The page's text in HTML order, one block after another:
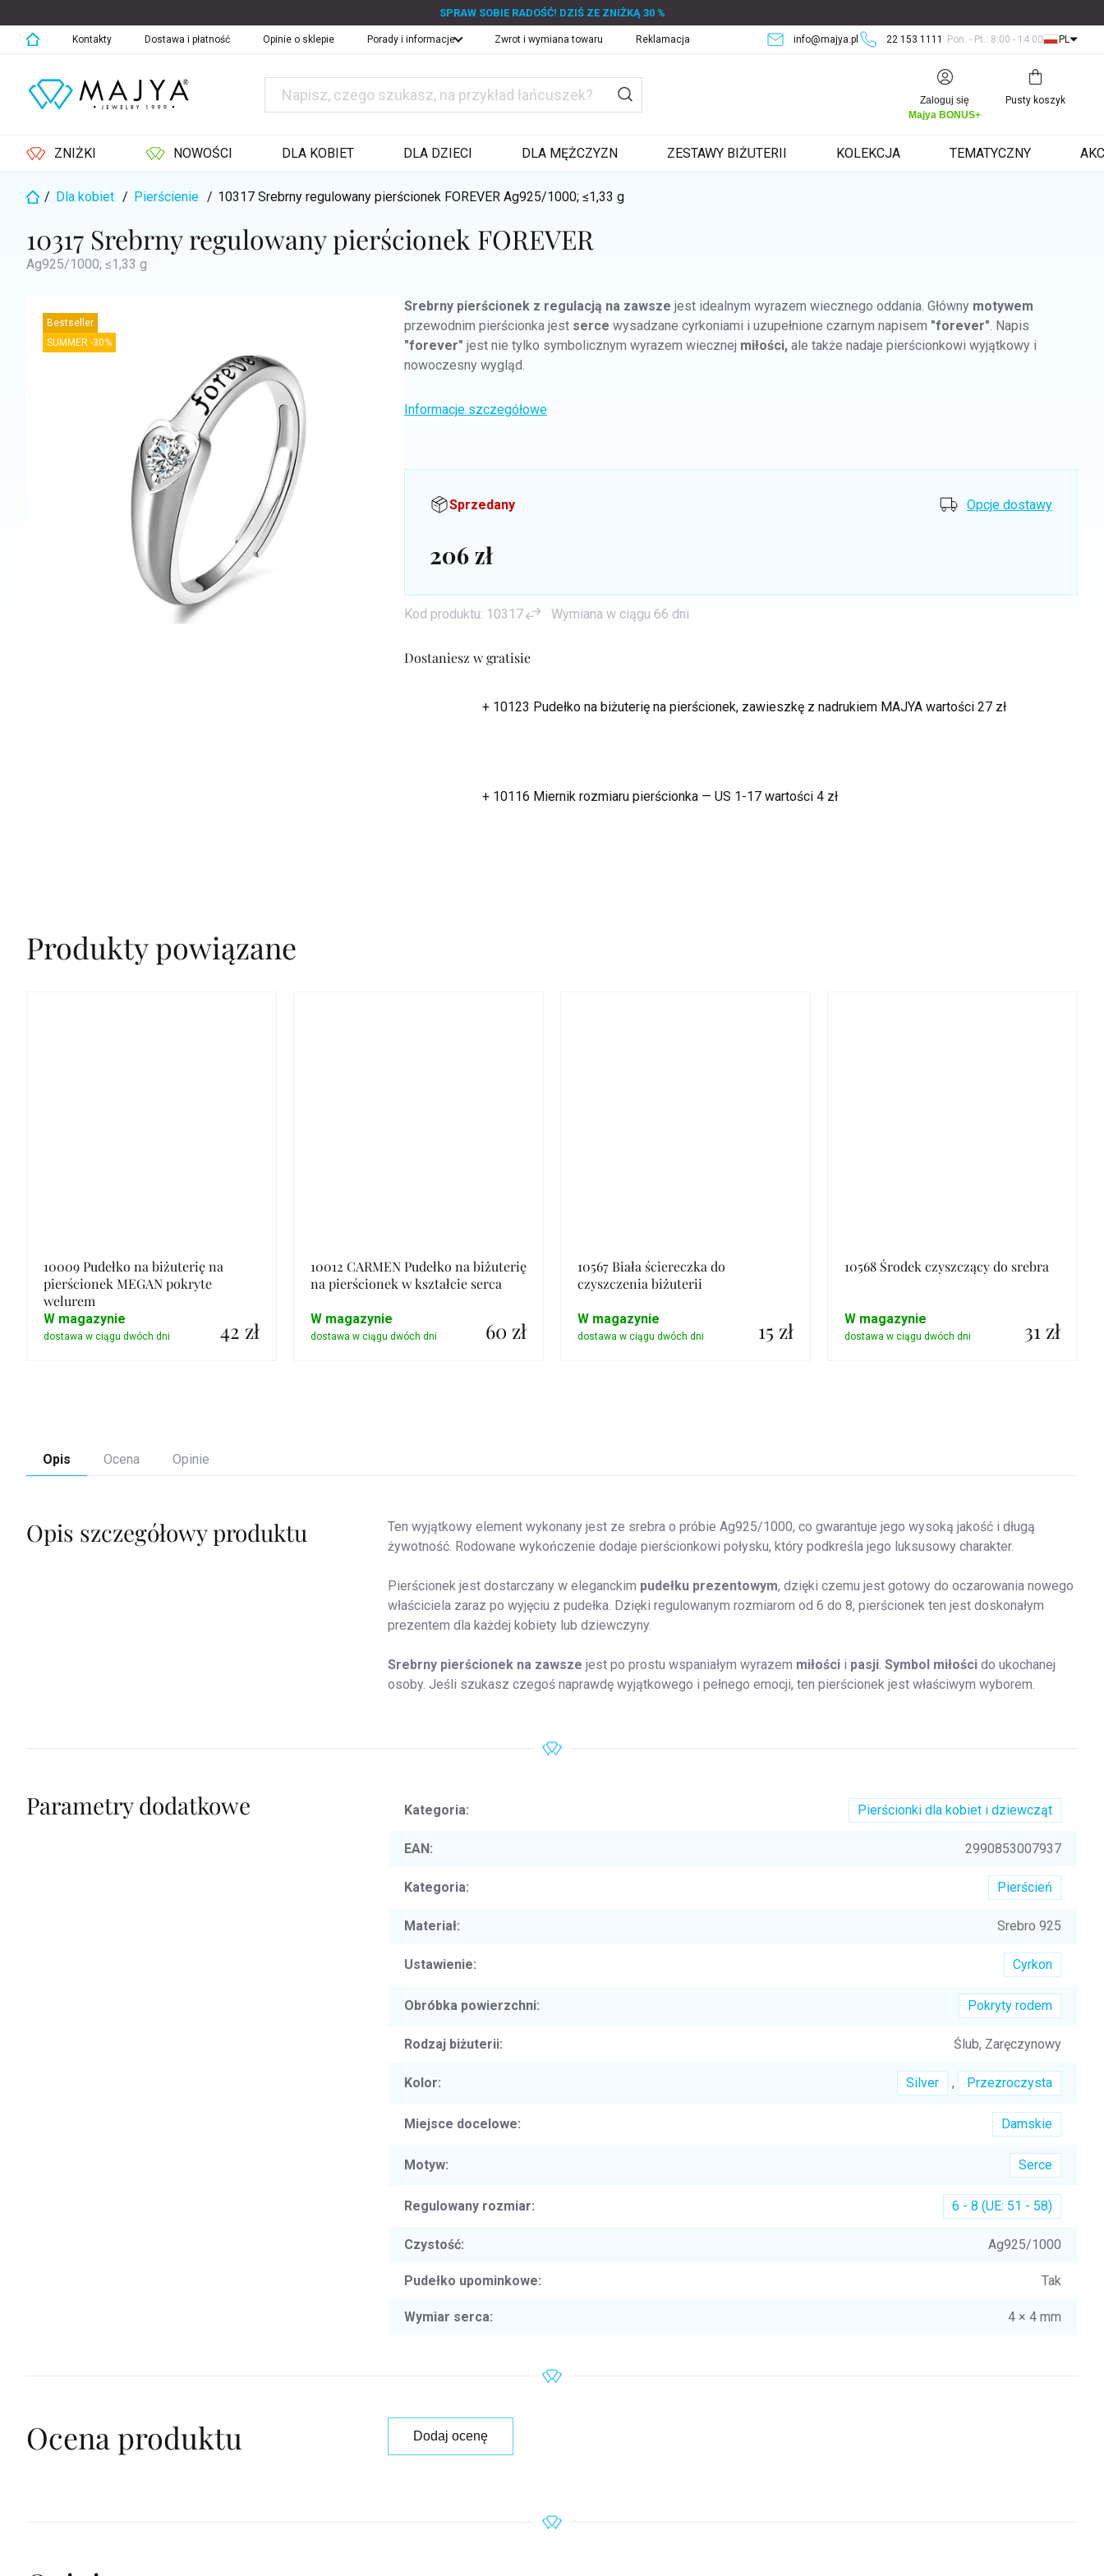
do
treści
SPRAW SOBIE RADOŚĆ! DZIŚ ZE ZNIŻKĄ 30 %
22 153 1111 Pon. - Pt.: 8:00 - 14:00
info@majya.pl
Kontakty Dostawa i płatność Opinie o sklepie Porady i informacje Zwrot i wymiana towaru Reklamacja PL
Zaloguj się
Majya BONUS+
Koszyk
Pusty koszyk
ZNIŻKI NOWOŚCI DLA KOBIET DLA DZIECI DLA MĘŻCZYZN ZESTAWY BIŻUTERII KOLEKCJA TEMATYCZNY
Home
/ Dla kobiet / Pierścienie / 10317 Srebrny regulowany pierścionek FOREVERAg925/1000; ≤1,33 g
10317 Srebrny regulowany pierścionek FOREVER
Ag925/1000; ≤1,33 g
Bestseller
SUMMER -30%
Dostaniesz w gratisie
+ 10123 Pudełko na biżuterię na pierścionek, zawieszkę z nadrukiem MAJYA wartości 27 zł
+ 10116 Miernik rozmiaru pierścionka — US 1-17 wartości 4 zł
Srebrny pierścionek z regulacją na zawsze jest idealnym wyrazem wiecznego oddania. Główny motywem
przewodnim pierścionka jest serce wysadzane cyrkoniami i uzupełnione czarnym napisem "forever". Napis
"forever" jest nie tylko symbolicznym wyrazem wiecznej miłości, ale także nadaje pierścionkowi wyjątkowy i
nowoczesny wygląd.
Informacje szczegółowe
Sprzedany Opcje dostawy
206 zł
jednostkowa:
Kod produktu: 10317 Wymiana w ciągu 66 dni
Produkty powiązane
10009 Pudełko na biżuterię na
pierścionek MEGAN pokryte
welurem
42 zł
W magazynie
10012 CARMEN Pudełko na biżuterię
na pierścionek w kształcie serca
60 zł
W magazynie
10567 Biała ściereczka do
czyszczenia biżuterii
15 zł
W magazynie
10568 Środek czyszczący do srebra
31 zł
W magazynie
Opis Ocena Opinie
Opis szczegółowy produktu
Ten wyjątkowy element wykonany jest ze srebra o próbie Ag925/1000, co gwarantuje jego wysoką jakość i długą
żywotność. Rodowane wykończenie dodaje pierścionkowi połysku, który podkreśla jego luksusowy charakter.
Pierścionek jest dostarczany w eleganckim pudełku prezentowym, dzięki czemu jest gotowy do oczarowania nowego
właściciela zaraz po wyjęciu z pudełka. Dzięki regulowanym rozmiarom od 6 do 8, pierścionek ten jest doskonałym
prezentem dla każdej kobiety lub dziewczyny.
Srebrny pierścionek na zawsze jest po prostu wspaniałym wyrazem miłości i pasji. Symbol miłości do ukochanej
osoby. Jeśli szukasz czegoś naprawdę wyjątkowego i pełnego emocji, ten pierścionek jest właściwym wyborem.
Parametry dodatkowe Kategoria: Pierścionki dla kobiet i dziewcząt
EAN: 2990853007937
Kategoria: Pierścień
Materiał: Srebro 925
Ustawienie: Cyrkon
Obróbka powierzchni: Pokryty rodem
Rodzaj biżuterii: Ślub, Zaręczynowy
Kolor: Silver , Przezroczysta
Miejsce docelowe: Damskie
Motyw: Serce
Regulowany rozmiar: 6 - 8 (UE: 51 - 58)
Czystość: Ag925/1000
Pudełko upominkowe: Tak
Wymiar serca: 4 × 4 mm
Ocena produktu Dodaj ocenę